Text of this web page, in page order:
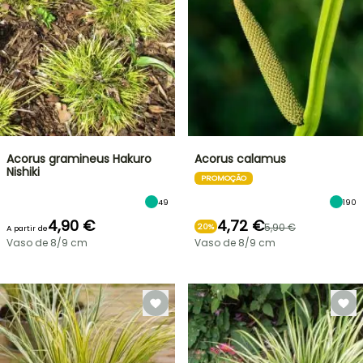
Acorus gramineus Hakuro
Nishiki
49
A partir de4,90 €
Vaso de 8/9 cm
Acorus calamus
PROMOÇÃO
190
20% 4,72 €5,90 €
Vaso de 8/9 cm